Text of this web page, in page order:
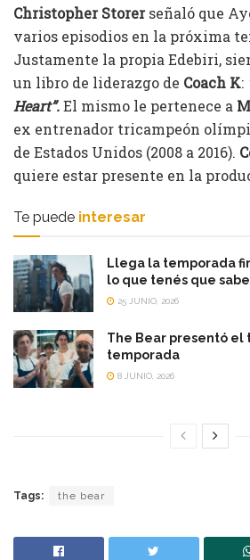
Christopher Storerseñaló que
varios episodios en la próxima
Justamente la propia Edebiri,
un libro de liderazgo de Coach K:
Heart”.El mismo le pertenece a
ex entrenador tricampeón
de Estados Unidos (2008 a 2016).
quiere estar presente en la
Te puede interesar
Llega la temporada
lo que tenés que
25 JUNIO, 2026
The Bear presentó
temporada
8 JUNIO, 2026
Tags: the bear